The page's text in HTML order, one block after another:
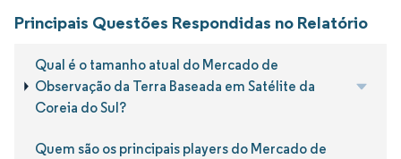
Principais Questões Respondidas no Relatório
Qual é o tamanho atual do Mercado de
Observação da Terra Baseada em Satélite da
Coreia do Sul?
Quem são os principais players do Mercado de